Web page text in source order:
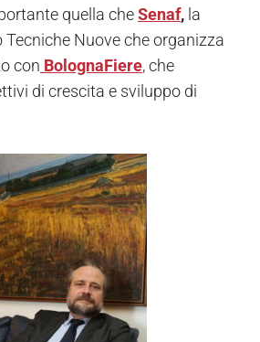
quella cheSenaf, la
Tecniche Nuove che organizza
con BolognaFiere, che
di crescita e sviluppo di